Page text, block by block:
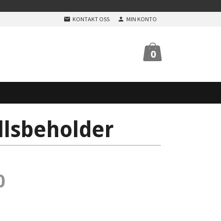
KONTAKT OSS MIN KONTO
0